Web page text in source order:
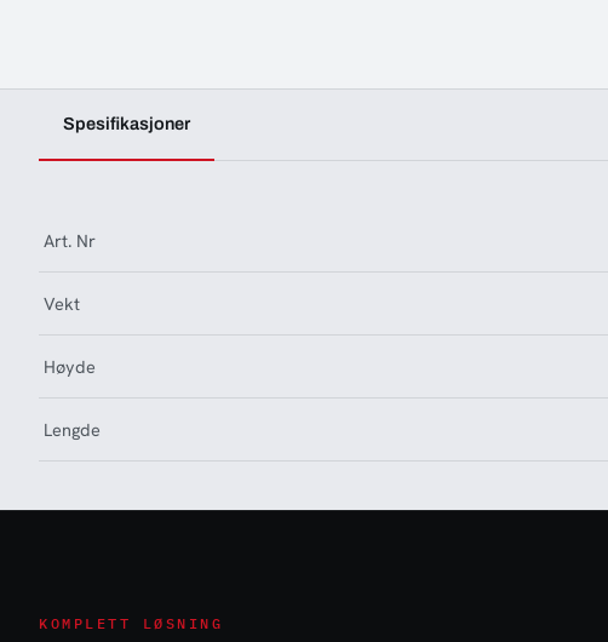
Spesifikasjoner
Art. Nr
Vekt
Høyde
Lengde
KOMPLETT LØSNING